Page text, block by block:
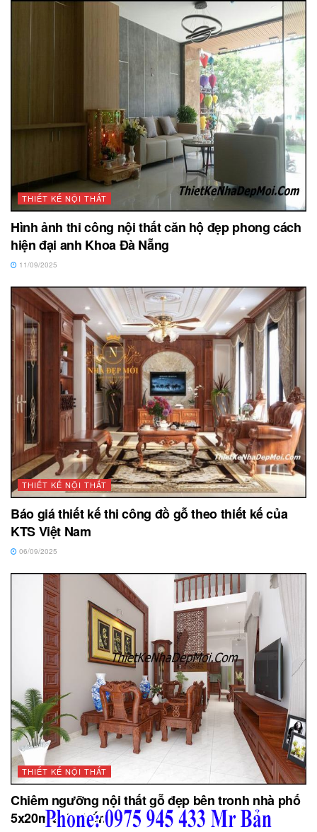
THIẾT KẾ NỘI THẤT
Hình ảnh thi công nội thất căn hộ đẹp phong cách
hiện đại anh Khoa Đà Nẵng
11/09/2025
THIẾT KẾ NỘI THẤT
Báo giá thiết kế thi công đồ gỗ theo thiết kế của
KTS Việt Nam
06/09/2025
THIẾT KẾ NỘI THẤT
Chiêm ngưỡng nội thất gỗ đẹp bên tronh nhà phố
5x20m anh Tuấn